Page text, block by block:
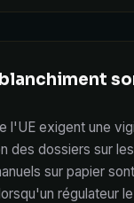
l'UE exigent une
des dossiers sur
sur papier
régulateur